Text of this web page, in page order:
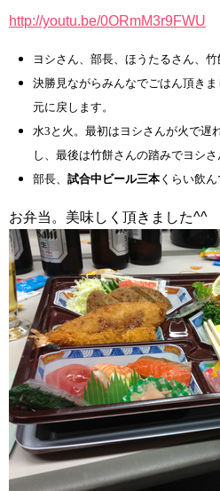
http://youtu.be/0ORmM3r9FWU
ヨシさん、部長、ほうたるさん、竹
決勝見ながらみんなでごはん頂き
元に戻します。
水3と火。最初はヨシさんが火で遅
し、最後は竹餅さんの踏みでヨシさ
部長、試合中ビール三本 くらい飲
お弁当。美味しく頂きました^^